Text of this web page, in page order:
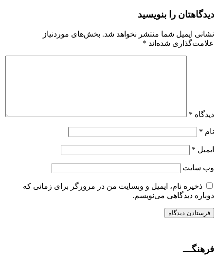
دیدگاهتان را بنویسید
نشانی ایمیل شما منتشر نخواهد شد. بخش‌های موردنیاز
علامت‌گذاری شده‌اند *
دیدگاه *
نام *
ایمیل *
وب‌ سایت
ذخیره نام، ایمیل و وبسایت من در مرورگر برای زمانی که
دوباره دیدگاهی می‌نویسم.
فرهنگـــ